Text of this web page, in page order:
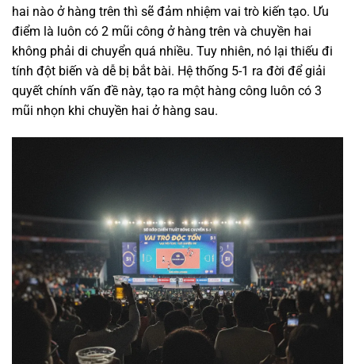
hai nào ở hàng trên thì sẽ đảm nhiệm vai trò kiến tạo. Ưu
điểm là luôn có 2 mũi công ở hàng trên và chuyền hai
không phải di chuyển quá nhiều. Tuy nhiên, nó lại thiếu đi
tính đột biến và dễ bị bắt bài. Hệ thống 5-1 ra đời để giải
quyết chính vấn đề này, tạo ra một hàng công luôn có 3
mũi nhọn khi chuyền hai ở hàng sau.